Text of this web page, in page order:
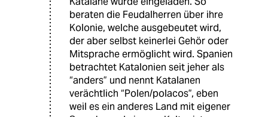
beraten die Feudalherren über ihre
Kolonie, welche ausgebeutet wird,
der aber selbst keinerlei Gehör oder
Mitsprache ermöglicht wird. Spanien
betrachtet Katalonien seit jeher als
“anders” und nennt Katalanen
verächtlich “Polen/polacos”, eben
weil es ein anderes Land mit eigener